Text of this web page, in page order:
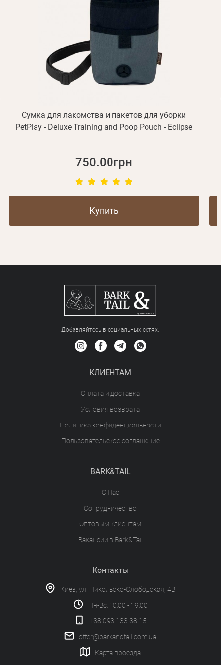
Сумка для лакомства и пакетов для уборки
PetPlay - Deluxe Training and Poop Pouch - Eclipse
750.00грн
Купить
Добавляйтесь в социальных сетяx:
КЛИЕНТАМ
Оплата и доставка
Условия возврата
Политика конфиденциальности
Пользовательское соглашение
BARK&TAIL
О Нас
Сотрудничество
Оптовым клиентам
Вакансии в Bark&Tail
Контакты
Киев, ул. Никольско-Слободская, 4В
Пн-Вс: 10:00 - 19:00
+38 093 133 38 15
offer@barkandtail.com.ua
Карта проезда
Отправить
или с помощью
Получать уведомления о новинках,скидках, акциях
Зарегистрироваться
Вспомнили пароль?
подтверждения регистрации.
Не пришло письмо?
ваша учетная запись не подтверждена